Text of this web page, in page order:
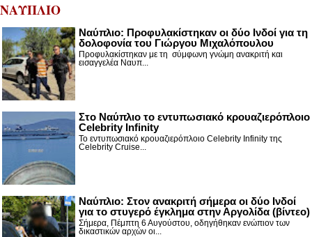
ΝΑΥΠΛΙΟ
Ναύπλιο: Προφυλακίστηκαν οι δύο Ινδοί για τη
δολοφονία του Γιώργου Μιχαλόπουλου
Προφυλακίστηκαν με τη σύμφωνη γνώμη ανακριτή και
εισαγγελέα Ναυπ...
Στο Ναύπλιο το εντυπωσιακό κρουαζιερόπλοιο
Celebrity Infinity
Το εντυπωσιακό κρουαζιερόπλοιο Celebrity Infinity της
Celebrity Cruise...
Nαύπλιο: Στον ανακριτή σήμερα οι δύο Ινδοί
για το στυγερό έγκλημα στην Αργολίδα (βίντεο)
Σήμερα, Πέμπτη 6 Αυγούστου, οδηγήθηκαν ενώπιον των
δικαστικών αρχών οι...